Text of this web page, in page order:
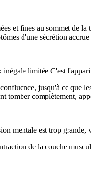
et fines au sommet de
d'une sécrétion
limitée.C'est
jusqu'à ce que
tomber complètement,
mentale est trop
de la couche